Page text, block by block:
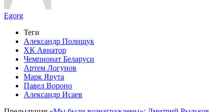
Egorg
Теги
Александр Полищук
ХК Авиатор
Чемпионат Беларуси
Артем Логунов
Марк Ярута
Павел Вороно
Александр Исаев